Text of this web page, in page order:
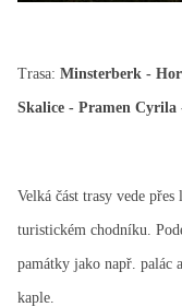
Trasa: Minsterberk -
Skalice - Pramen
Velká část trasy vede
turistickém chodníku.
památky jako např. palác
kaple.